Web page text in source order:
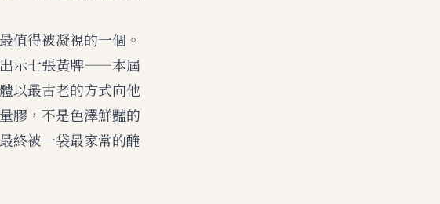
值得被凝視的一個。
出示七張黃牌——本屆
以最古老的方式向他
膠，不是色澤鮮豔的
終被一袋最家常的醃